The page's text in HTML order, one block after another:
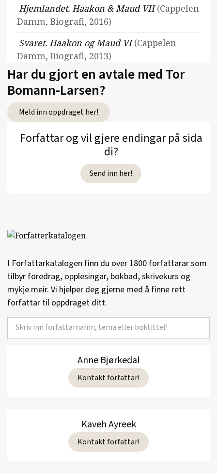
Hjemlandet. Haakon & Maud VII(Cappelen
Damm, Biografi, 2016)
Svaret. Haakon og Maud VI(Cappelen
Damm, Biografi, 2013)
Æresordet. Haakon & Maud V(Cappelen
Damm, Biografi, 2011)
Vintertronen. Haakon & Maud III
(Cappelen Damm, Biografi, 2006)
Sporet fra ødemarken(Cappelen, Prosa,
Folket. Haakon og Maud II(Cappelen,
(Cappelen Damm, Biografi, 2002)
Livlegen(Cappelen, Roman, 1999)
Det usynlige blekk. Sigurd Christiansens
liv.(Biografi, 1997)
Den siste prinsen.(Billedbok, 1996)
Roald Amundsen - En biografi.
(Billedbok, 1992)
Har du gjort en avtale med Tor
Bomann-Larsen?
Meld inn oppdraget her!
Forfattar og vil gjere endingar på sida
di?
Send inn her!
I Forfattarkatalogen finn du over 1800 forfattarar som
tilbyr foredrag, opplesingar, bokbad, skrivekurs og
mykje meir. Vi hjelper deg gjerne med å finne rett
forfattar til oppdraget ditt.
Anne Bjørkedal
Kontakt forfattar!
Kaveh Ayreek
Kontakt forfattar!